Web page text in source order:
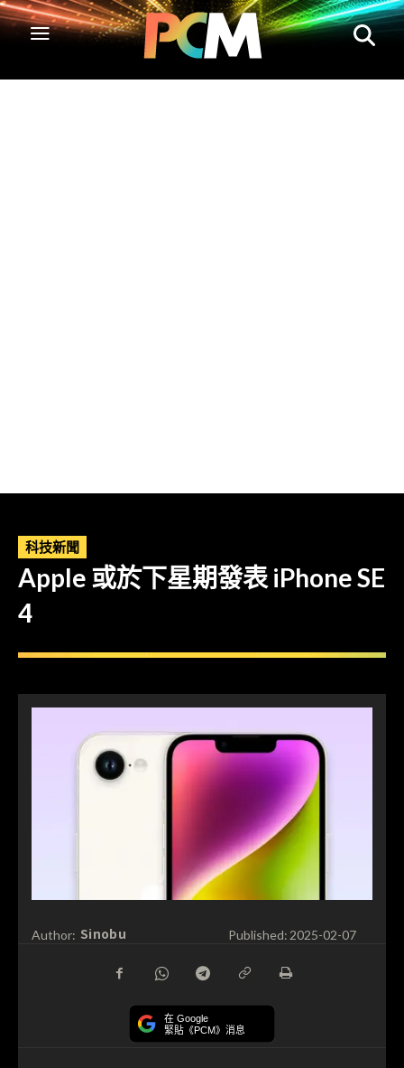
科技新聞
Apple 或於下星期發表 iPhone SE
4
Author: Sinobu Published: 2025-02-07
在 Google
緊貼《PCM》消息